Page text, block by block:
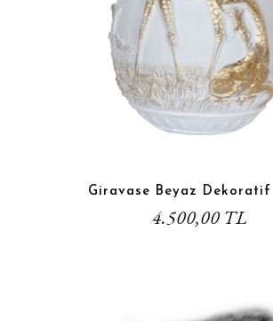
Giravase Beyaz Dekoratif
4.500,00 TL